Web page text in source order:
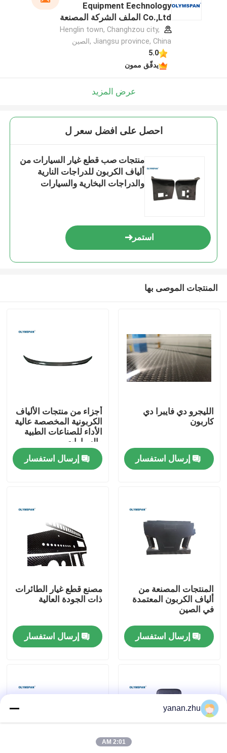
المنزل
فيديوهات
جولة في المصنع
القضايا
اﻷوتوكﻻف الجميح للسيارات
Equipment Eechnology
Co.,Ltd الملف الشركة المصنعة
Henglin town, Changhzou city,
Jiangsu province, China ,الصين
5.0
يدقّق ممون
عرض المزيد
احصل على افضل سعر ل
منتجات صب قطع غيار السيارات من
ألياف الكربون للدراجات النارية
والدراجات البخارية والسيارات
استمر
المنتجات الموصى بها
الليجرو دي فايبرا دي
كاربون
إرسال استفسار
أجزاء من منتجات الألياف
الكربونية المخصصة عالية
الأداء للصناعات الطبية
والسيارات
إرسال استفسار
المنتجات المصنعة من
ألياف الكربون المعتمدة
في الصين
إرسال استفسار
مصنع قطع غيار الطائرات
ذات الجودة العالية
إرسال استفسار
yanan.zhu
2:01 AM